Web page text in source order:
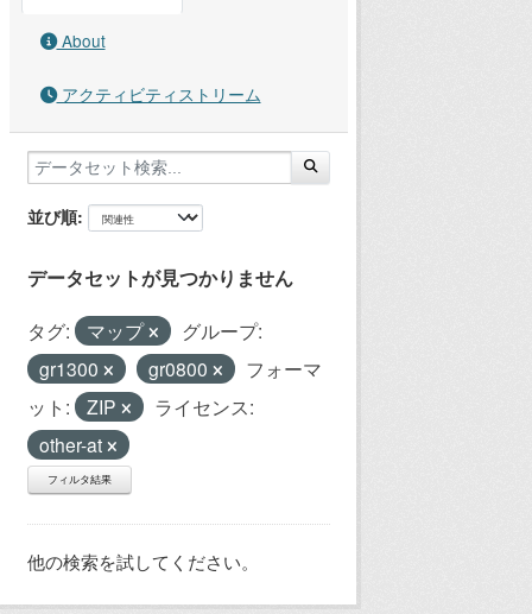
About
アクティビティストリーム
並び順
データセットが見つかりません
タグ: マップ
グループ:
gr1300
gr0800
フォーマ
ット:
ZIP
ライセンス:
other-at
フィルタ結果
他の検索を試してください。